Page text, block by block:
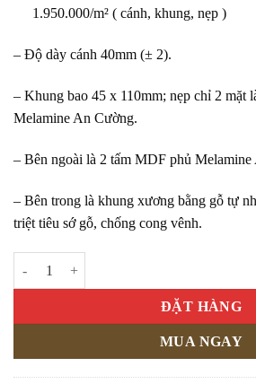
1.950.000/m² ( cánh, khung, nẹp )
– Độ dày cánh 40mm (± 2).
– Khung bao 45 x 110mm; nẹp chỉ 2 mặt
Melamine An Cường.
– Bên ngoài là 2 tấm MDF phủ
– Bên trong là khung xương bằng gỗ tự
triệt tiêu sớ gỗ, chống cong vênh.
ĐẶT HÀNG
MUA NGAY